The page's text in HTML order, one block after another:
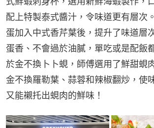
配上特製泰式醬汁，令味道更有層次
蛋加入中式香芹葉後，提升了味道層
蛋香、不會過於油膩，單吃或是配飯
於金不換卜卜蜆，師傅選用了鮮甜蜆
金不換羅勒葉、蒜蓉和辣椒翻炒，使
又能襯托出蜆肉的鮮味！